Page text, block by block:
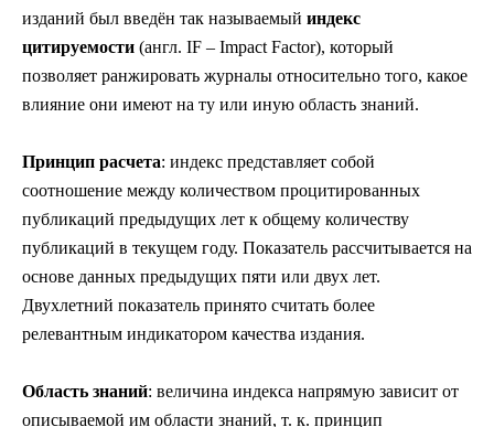
изданий был введён так называемый индекс
цитируемости (англ. IF – Impact Factor), который
позволяет ранжировать журналы относительно того, какое
влияние они имеют на ту или иную область знаний.
Принцип расчета: индекс представляет собой
соотношение между количеством процитированных
публикаций предыдущих лет к общему количеству
публикаций в текущем году. Показатель рассчитывается на
основе данных предыдущих пяти или двух лет.
Двухлетний показатель принято считать более
релевантным индикатором качества издания.
Область знаний: величина индекса напрямую зависит от
описываемой им области знаний, т. к. принцип